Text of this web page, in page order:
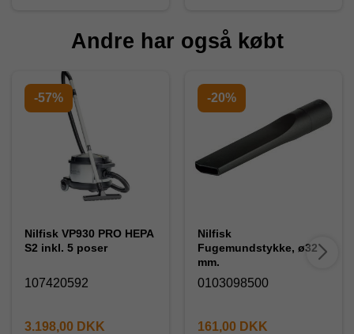
Andre har også købt
-57%
Nilfisk VP930 PRO HEPA
S2 inkl. 5 poser
107420592
3.198,00 DKK
-20%
Nilfisk
Fugemundstykke, ø32
mm.
0103098500
161,00 DKK